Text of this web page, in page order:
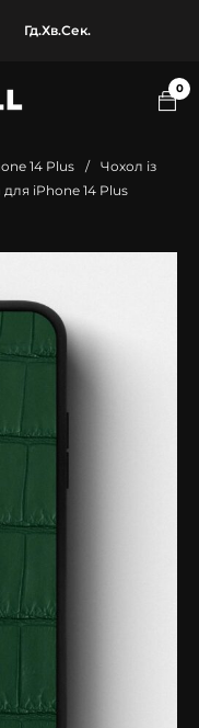
Гд.Хв.Сек.
0
14 Plus /
Чохол із
iPhone 14 Plus